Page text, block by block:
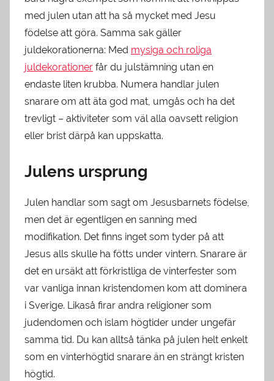
med julen utan att ha så mycket med Jesu
födelse att göra. Samma sak gäller
juldekorationerna: Med mysiga och roliga
juldekorationer får du julstämning utan en
endaste liten krubba. Numera handlar julen
snarare om att äta god mat, umgås och ha det
trevligt – aktiviteter som väl alla oavsett religion
eller brist därpå kan uppskatta.
Julens ursprung
Julen handlar som sagt om Jesusbarnets födelse,
men det är egentligen en sanning med
modifikation. Det finns inget som tyder på att
Jesus alls skulle ha fötts under vintern. Snarare är
det en ursäkt att förkristliga de vinterfester som
var vanliga innan kristendomen kom att dominera
i Sverige. Likaså firar andra religioner som
judendomen och islam högtider under ungefär
samma tid. Du kan alltså tänka på julen helt enkelt
som en vinterhögtid snarare än en strängt kristen
högtid.